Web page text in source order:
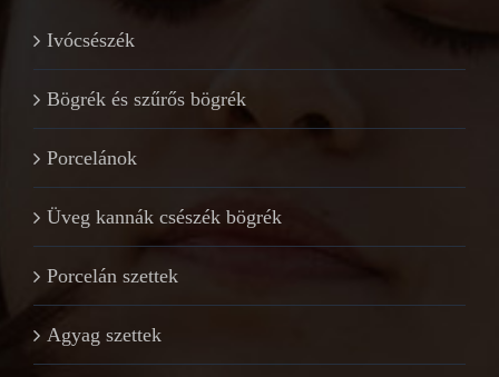
Ivócsészék
Bögrék és szűrős bögrék
Porcelánok
Üveg kannák csészék bögrék
Porcelán szettek
Agyag szettek